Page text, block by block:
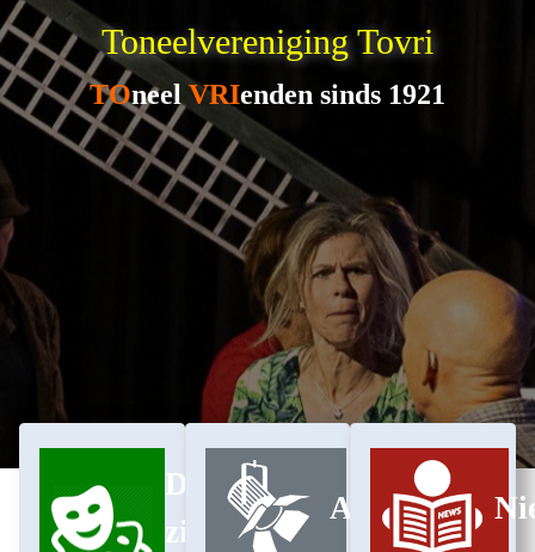
Toneelvereniging Tovri
TOneel VRIenden sinds 1921
Dit
zijn
Archief